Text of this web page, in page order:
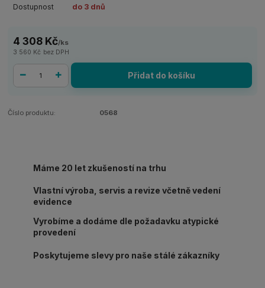
Dostupnost do 3 dnů
4 308 Kč/ks
3 560 Kč bez DPH
Přidat do košíku
Číslo produktu: 0568
Máme 20 let zkušeností na trhu
Vlastní výroba, servis a revize včetně vedení
evidence
Vyrobíme a dodáme dle požadavku atypické
provedení
Poskytujeme slevy pro naše stálé zákazníky